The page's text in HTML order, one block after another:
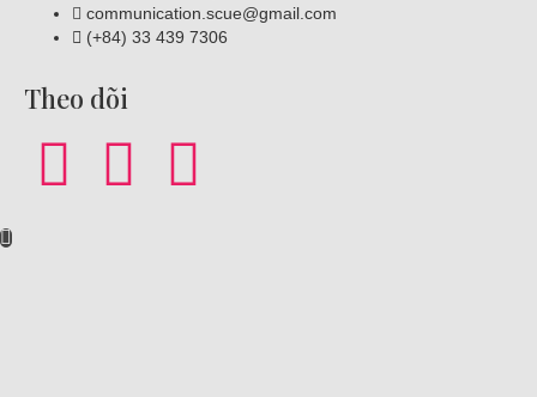
communication.scue@gmail.com
(+84) 33 439 7306
Theo dõi